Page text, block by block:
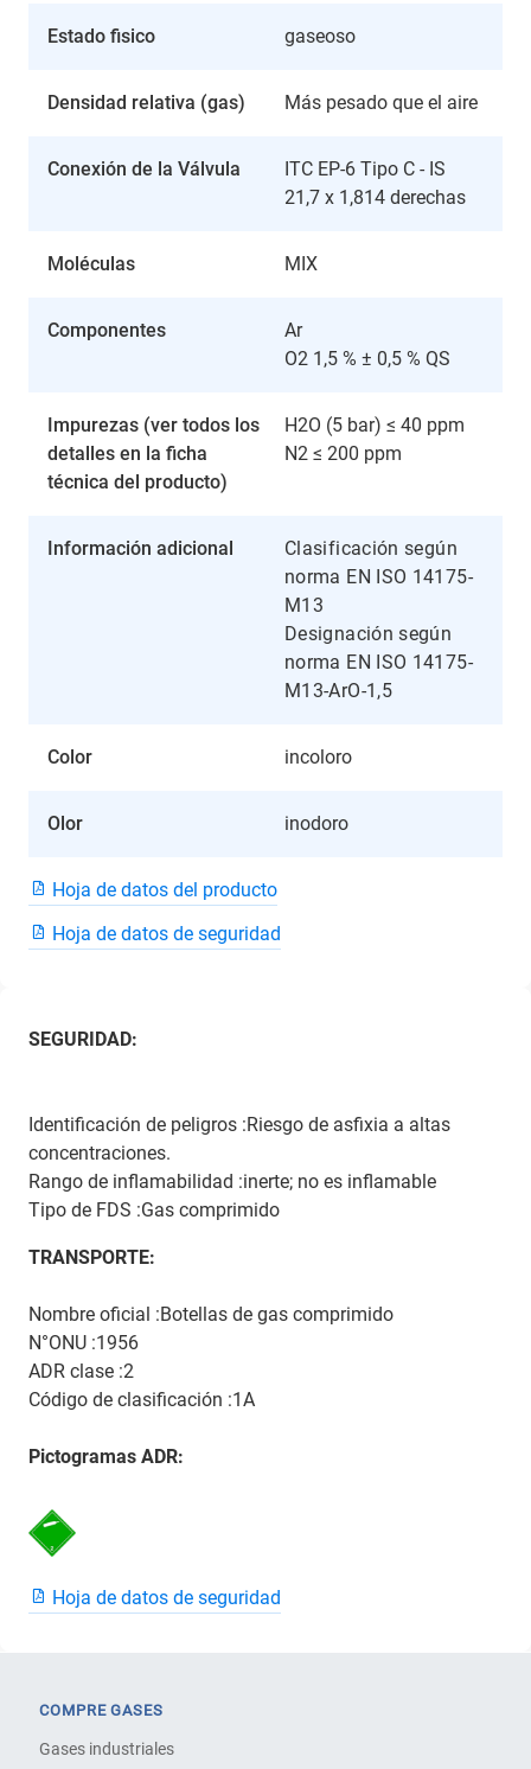
Estado fisico gaseoso
Densidad relativa (gas) Más pesado que el aire
Conexión de la Válvula
ITC EP-6 Tipo C - IS
21,7 x 1,814 derechas
Moléculas MIX
Componentes
Ar
O2 1,5 % ± 0,5 % QS
Impurezas (ver todos los
detalles en la ficha
técnica del producto)
H2O (5 bar) ≤ 40 ppm
N2 ≤ 200 ppm
Información adicional
Clasificación según
norma EN ISO 14175-
M13
Designación según
norma EN ISO 14175-
M13-ArO-1,5
Color incoloro
Olor inodoro
Hoja de datos del producto
Hoja de datos de seguridad
SEGURIDAD:
Identificación de peligros :Riesgo de asfixia a altas
concentraciones.
Rango de inflamabilidad :inerte; no es inflamable
Tipo de FDS :Gas comprimido
TRANSPORTE:
Nombre oficial :Botellas de gas comprimido
N°ONU :1956
ADR clase :2
Código de clasificación :1A
Pictogramas ADR:
Hoja de datos de seguridad
COMPRE GASES
Gases industriales